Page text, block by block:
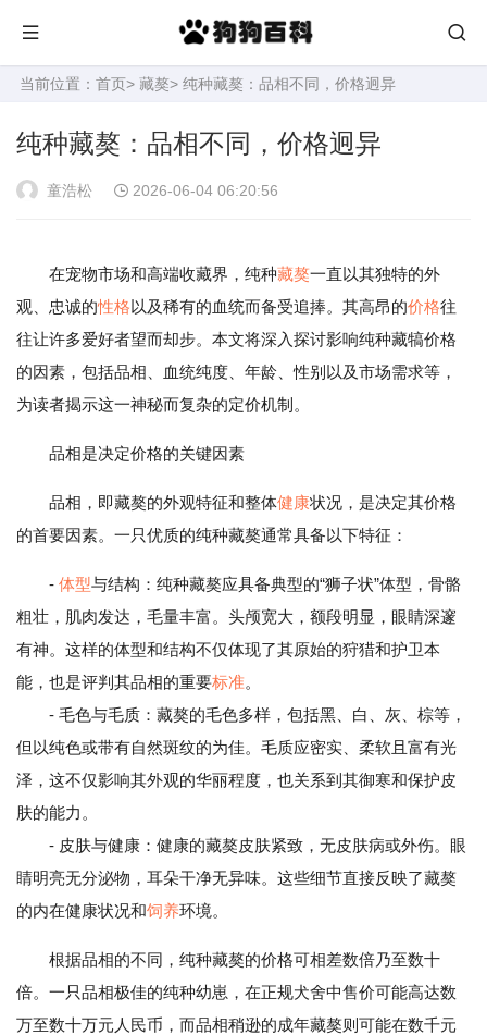
当前位置： 首页> 藏獒> 纯种藏獒：品相不同，价格迥异
纯种藏獒：品相不同，价格迥异
童浩松 2026-06-04 06:20:56
在宠物市场和高端收藏界，纯种藏獒一直以其独特的外
观、忠诚的性格以及稀有的血统而备受追捧。其高昂的价格往
往让许多爱好者望而却步。本文将深入探讨影响纯种藏犒价格
的因素，包括品相、血统纯度、年龄、性别以及市场需求等，
为读者揭示这一神秘而复杂的定价机制。
品相是决定价格的关键因素
品相，即藏獒的外观特征和整体健康状况，是决定其价格
的首要因素。一只优质的纯种藏獒通常具备以下特征：
- 体型与结构：纯种藏獒应具备典型的“狮子状”体型，骨骼
粗壮，肌肉发达，毛量丰富。头颅宽大，额段明显，眼睛深邃
有神。这样的体型和结构不仅体现了其原始的狩猎和护卫本
能，也是评判其品相的重要标准。
- 毛色与毛质：藏獒的毛色多样，包括黑、白、灰、棕等，
但以纯色或带有自然斑纹的为佳。毛质应密实、柔软且富有光
泽，这不仅影响其外观的华丽程度，也关系到其御寒和保护皮
肤的能力。
- 皮肤与健康：健康的藏獒皮肤紧致，无皮肤病或外伤。眼
睛明亮无分泌物，耳朵干净无异味。这些细节直接反映了藏獒
的内在健康状况和饲养环境。
根据品相的不同，纯种藏獒的价格可相差数倍乃至数十
倍。一只品相极佳的纯种幼崽，在正规犬舍中售价可能高达数
万至数十万元人民币，而品相稍逊的成年藏獒则可能在数千元